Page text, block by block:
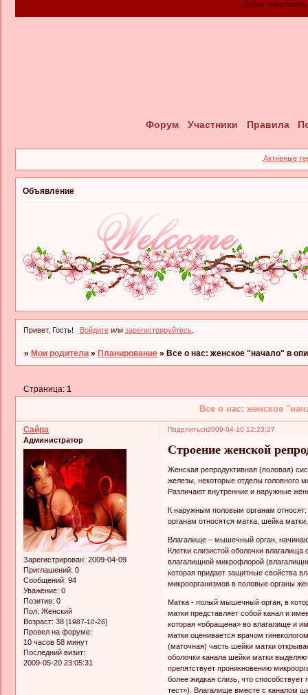
Добро пожаловать!
Форум Участники Правила
Активные
Объявление
Привет, Гость! Войдитеили зарегистрируйтесь.
» Мои родители » Планирование » Все о нас: женское "начало" в
Все о нас: женское
Страница:1
Поделиться2009-04-10 12:23:27
Сайра
Администратор
Зарегистрирован: 2009-04-09
Приглашений: 0
Сообщений: 94
Уважение: 0
Позитив: 0
Пол: Женский
Возраст: 38 [1987-10-26]
Провел на форуме:
10 часов 58 минут
Последний визит:
2009-05-20 23:05:31
Строение женской
Женская репродуктивная (половая)
железы, некоторые отделы головного
Различают внутренние и наружные
К наружным половым органам
органам относятся матка, шейка
Влагалище – мышечный орган,
Клетки слизистой оболочки влагалища
влагалищной микрофлорой
которая придает защитные свойства
микроорганизмов в половые органы
Матка - полый мышечный орган, в
матки представляет собой канал и
которая «обращена» во влагалище и
матки оценивается врачом
(маточная) часть шейки матки
оболочки канала шейки матки
препятствует проникновению
более жидкая слизь, что
тест»). Влагалище вместе с каналом